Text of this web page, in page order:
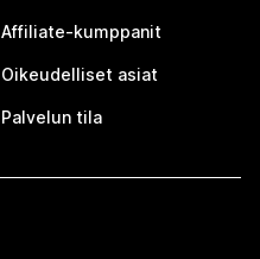
Affiliate-kumppanit
Oikeudelliset asiat
Palvelun tila